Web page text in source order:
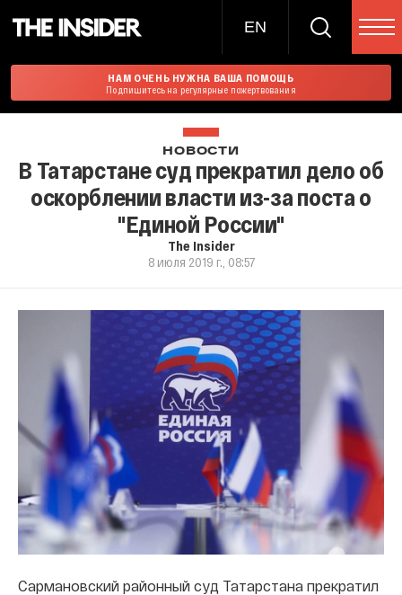
EN
НАМ ОЧЕНЬ НУЖНА ВАША ПОМОЩЬ
Подпишитесь на регулярные пожертвования
НОВОСТИ
В Татарстане суд прекратил дело об
оскорблении власти из-за поста о
"Единой России"
The Insider
8 июля 2019 г., 08:57
Сармановский районный суд Татарстана прекратил